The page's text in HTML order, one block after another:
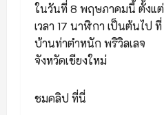
ในวันที่ 8 พฤษภาคมนี้ ตั้งแต่
เวลา 17 นาฬิกา เป็นต้นไป ที่
บ้านท่าตำหนัก พริวิลเลจ
จังหวัดเชียงใหม่
ชมคลิป ที่นี่